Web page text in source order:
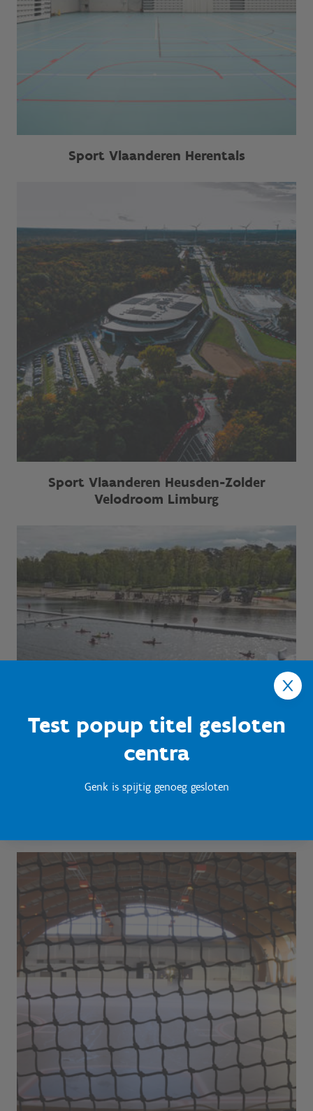
Test popup titel gesloten
centra
Genk is spijtig genoeg gesloten
Sport Vlaanderen Herentals
Sport Vlaanderen Heusden-Zolder
Velodroom Limburg